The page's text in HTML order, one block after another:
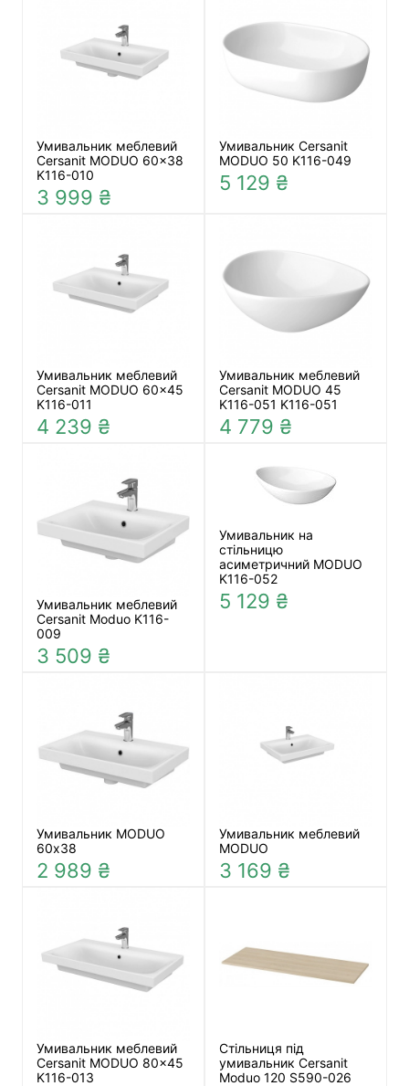
Умивальник меблевий
Cersanit MODUO 60x38
K116-010
3 999 ₴
Умивальник Cersanit
MODUO 50 K116-049
5 129 ₴
Умивальник меблевий
Cersanit MODUO 60x45
K116-011
4 239 ₴
Умивальник меблевий
Cersanit MODUO 45
K116-051 K116-051
4 779 ₴
Умивальник меблевий
Cersanit Moduo K116-
009
3 509 ₴
Умивальник на
стільницю
асиметричний MODUO
K116-052
5 129 ₴
Умивальник MODUO
60х38
2 989 ₴
Умивальник меблевий
MODUO
3 169 ₴
Умивальник меблевий
Cersanit MODUO 80x45
K116-013
Стільниця під
умивальник Cersanit
Moduo 120 S590-026